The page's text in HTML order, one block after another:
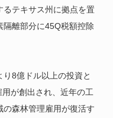
るテキサス州に拠点を置
隔離部分に45Q税額控除
8億ドル以上の投資と
が創出され、近年の工
森林管理雇用が復活す